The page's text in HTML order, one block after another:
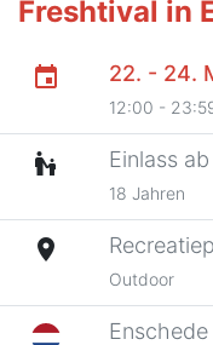
Freshtival in
event 22. - 24.
12:00 -
escalator_warning Einlass ab
18 Jahren
place
Outdoor
Enschede